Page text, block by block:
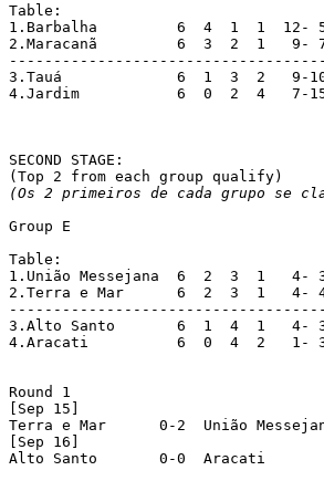
Table:
1.Barbalha	   6  4  1  1  12- 5  13  Qualified
2.Maracanã 	   6  3  2  1   9- 7  11  Qualified
3.Tauá		   6  1  3  2   9-10   6
4.Jardim	   6  0  2  4   7-15   2
SECOND STAGE:
(Os 2 primeiros de cada grupo se
Group E
Table:
1.União Messejana  6  2  3  1   4-
2.Terra e Mar	   6  2  3  1   4- 4   9  Qualified
3.Alto Santo 	   6  1  4  1   4- 3   7
4.Aracati  	   6  0  4  2   1- 3   4
Round 1
[Sep 15]
Terra e Mar	 0-2  União Messejana
[Sep 16]
Alto Santo  	 0-0  Aracati